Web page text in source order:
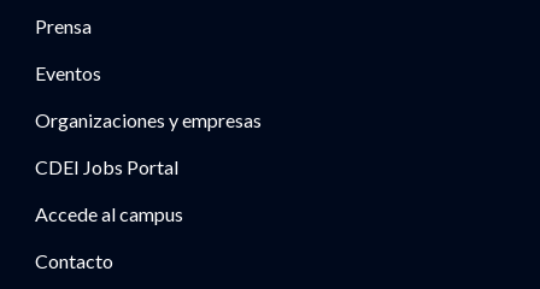
Prensa
Eventos
Organizaciones y empresas
CDEI Jobs Portal
Accede al campus
Contacto